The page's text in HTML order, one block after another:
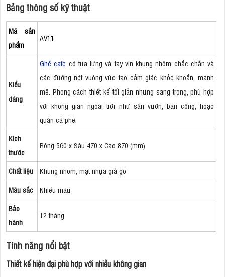
Bảng thông số kỹ thuật
Mã sản
phẩm
AV11
Kiểu
dáng
Ghế cafe có tựa lưng và tay vịn khung nhôm chắc chắn và
các đường nét vuông vức tạo cảm giác khỏe khoắn, mạnh
mẽ. Phong cách thiết kế tối giản nhưng sang trọng, phù hợp
với không gian ngoài trời như sân vườn, ban công, hoặc
quán cà phê.
Kích
thước
Rộng 560 x Sâu 470 x Cao 870 (mm)
Chất liệu
Khung nhôm, mặt nhựa giả gỗ
Màu sắc
Nhiều màu
Bảo
hành
12 tháng
Tính năng nổi bật
Thiết kế hiện đại phù hợp với nhiều không gian